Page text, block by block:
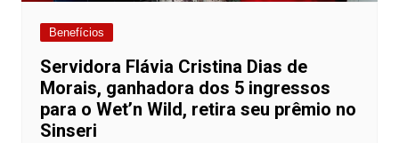
Benefícios
Servidora Flávia Cristina Dias de
Morais, ganhadora dos 5 ingressos
para o Wet’n Wild, retira seu prêmio no
Sinseri